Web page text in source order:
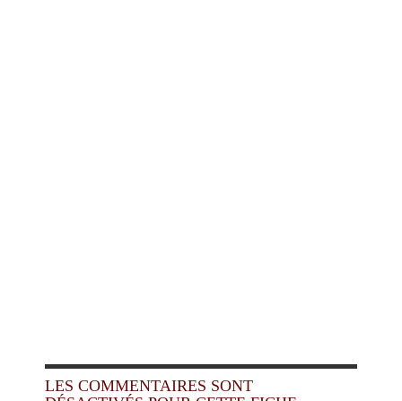
LES COMMENTAIRES SONT